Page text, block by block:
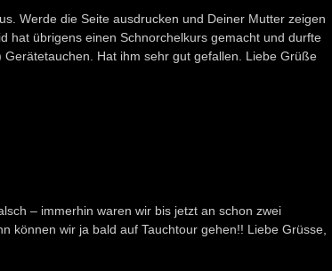
Werde die Seite ausdrucken und Deiner Mutter zeigen
hat übrigens einen Schnorchelkurs gemacht und durfte
Hat ihm sehr gut gefallen. Liebe Grüße
– immerhin waren wir bis jetzt an schon zwei
können wir ja bald auf Tauchtour gehen!! Liebe Grüsse,